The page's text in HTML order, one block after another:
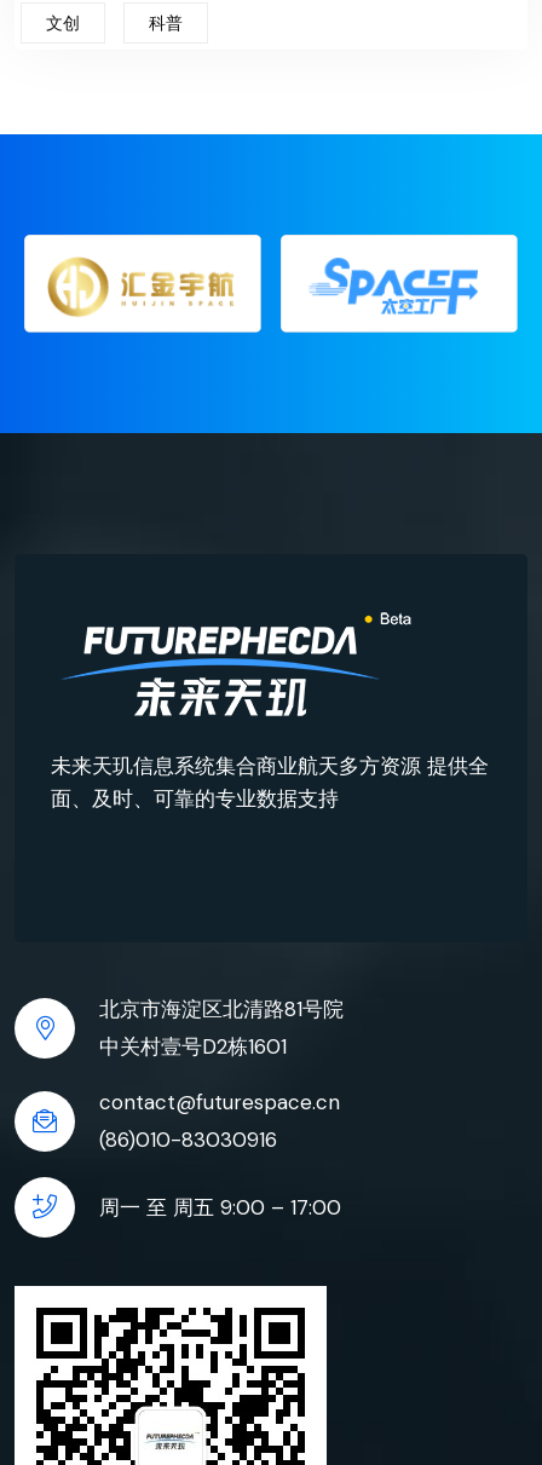
文创 科普
未来天玑信息系统集合商业航天多方资源 提供全
面、及时、可靠的专业数据支持
北京市海淀区北清路81号院
中关村壹号D2栋1601
contact@futurespace.cn
(86)010-83030916
周一 至 周五 9:00 – 17:00